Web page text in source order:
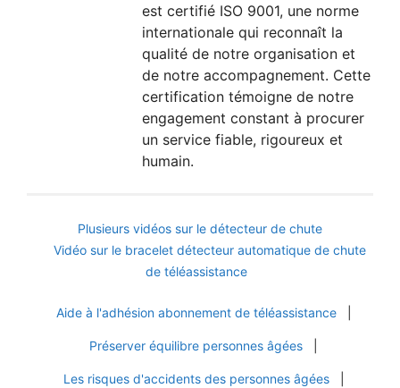
est certifié ISO 9001, une norme
internationale qui reconnaît la
qualité de notre organisation et
de notre accompagnement. Cette
certification témoigne de notre
engagement constant à procurer
un service fiable, rigoureux et
humain.
Plusieurs vidéos sur le détecteur de chute
Vidéo sur le bracelet détecteur automatique de chute
de téléassistance
Aide à l'adhésion abonnement de téléassistance
Préserver équilibre personnes âgées
Les risques d'accidents des personnes âgées